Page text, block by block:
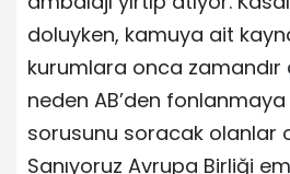
doluyken, kamuya ait
kurumlara onca zamandır
neden AB’den
sorusunu soracak olanlar
Sanıyoruz Avrupa Birliği